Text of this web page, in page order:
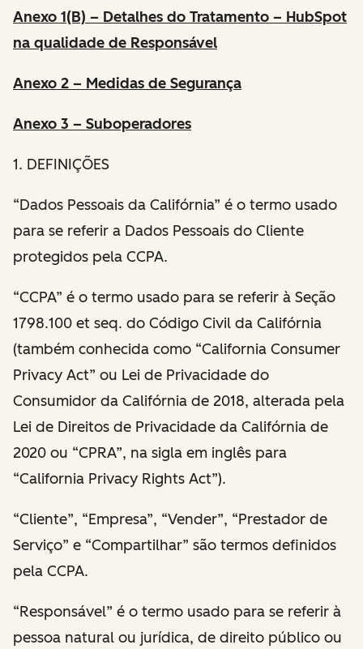
Anexo 1(B) – Detalhes do Tratamento – HubSpot
na qualidade de Responsável
Anexo 2 – Medidas de Segurança
Anexo 3 – Suboperadores
1. DEFINIÇÕES
“Dados Pessoais da Califórnia” é o termo usado
para se referir a Dados Pessoais do Cliente
protegidos pela CCPA.
“CCPA” é o termo usado para se referir à Seção
1798.100 et seq. do Código Civil da Califórnia
(também conhecida como “California Consumer
Privacy Act” ou Lei de Privacidade do
Consumidor da Califórnia de 2018, alterada pela
Lei de Direitos de Privacidade da Califórnia de
2020 ou “CPRA”, na sigla em inglês para
“California Privacy Rights Act”).
“Cliente”, “Empresa”, “Vender”, “Prestador de
Serviço” e “Compartilhar” são termos definidos
pela CCPA.
“Responsável” é o termo usado para se referir à
pessoa natural ou jurídica, de direito público ou